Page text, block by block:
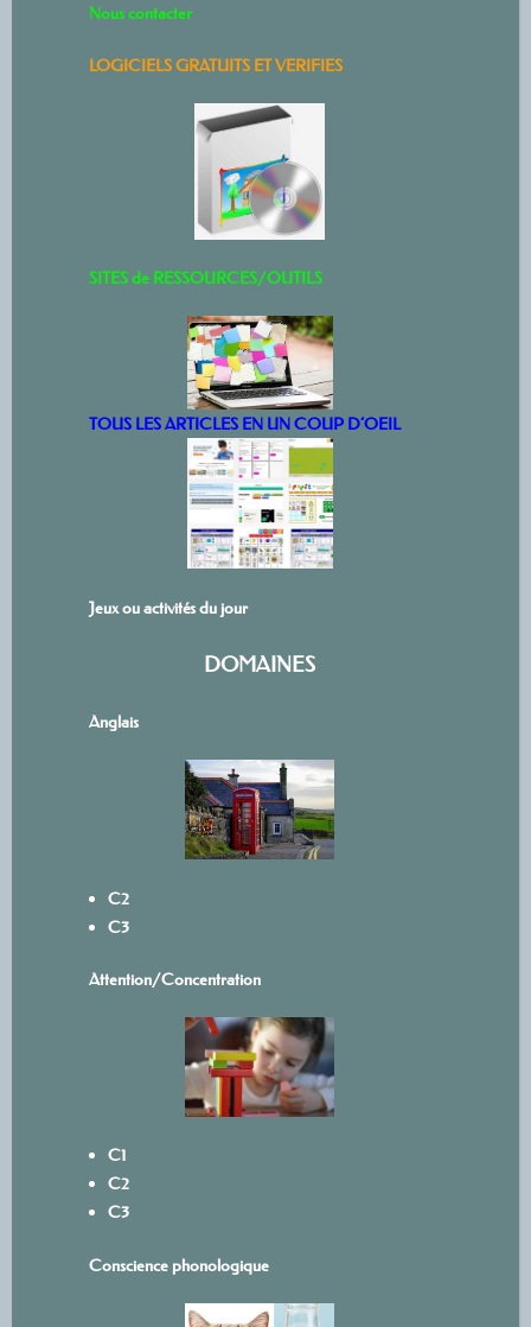
Nous contacter
LOGICIELS GRATUITS ET VERIFIES
SITES de RESSOURCES/OUTILS
TOUS LES ARTICLES EN UN COUP D’OEIL
Jeux ou activités du jour
DOMAINES
Anglais
C2
C3
Attention/Concentration
C1
C2
C3
Conscience phonologique